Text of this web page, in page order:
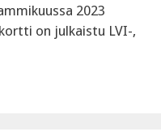
2023
on julkaistu LVI-,